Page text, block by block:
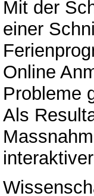
Mit der
einer
Online
Probleme
Als